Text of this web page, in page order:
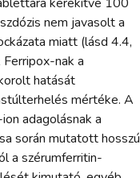
nem javasolt a
miatt (lásd 4.4,
nak a
hatását
mértéke. A
adagolásnak a
során mutatott hosszú
a szérumferritin-